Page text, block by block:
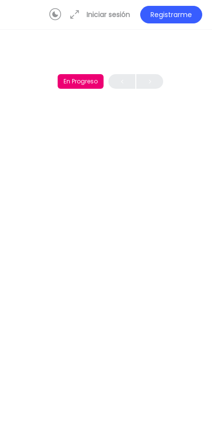
Iniciar sesión Registrarme
En Progreso